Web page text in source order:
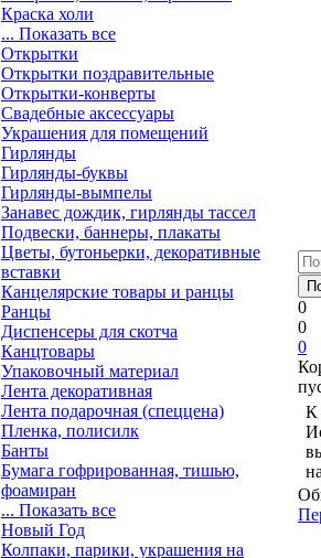
Краска холи
... Показать все
Открытки
Открытки поздравительные
Открытки-конверты
Свадебные аксессуары
Украшения для помещений
Гирлянды
Гирлянды-буквы
Гирлянды-вымпелы
Занавес дождик, гирлянды тассел
Подвески, баннеры, плакаты
Цветы, бутоньерки, декоративные
вставки
Канцелярские товары и ранцы
Ранцы
Диспенсеры для скотча
Канцтовары
Упаковочный материал
Лента декоративная
Лента подарочная (спеццена)
Пленка, полисилк
Банты
Бумага гофрированная, тишью,
фоамиран
... Показать все
Новый Год
Колпаки, парики, украшения на
0
0
0
К